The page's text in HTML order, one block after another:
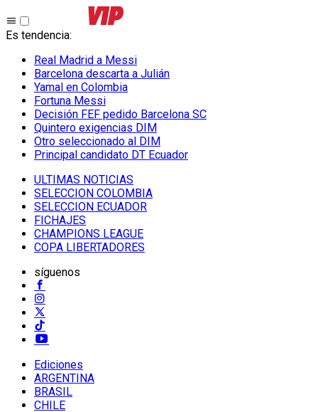
Es tendencia:
Real Madrid a Messi
Barcelona descarta a Julián
Yamal en Colombia
Fortuna Messi
Decisión FEF pedido Barcelona SC
Quintero exigencias DIM
Otro seleccionado al DIM
Principal candidato DT Ecuador
ULTIMAS NOTICIAS
SELECCION COLOMBIA
SELECCION ECUADOR
FICHAJES
CHAMPIONS LEAGUE
COPA LIBERTADORES
síguenos
Ediciones
ARGENTINA
BRASIL
CHILE